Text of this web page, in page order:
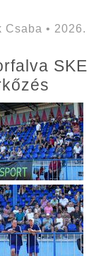
Csaba • 2026.
SKE